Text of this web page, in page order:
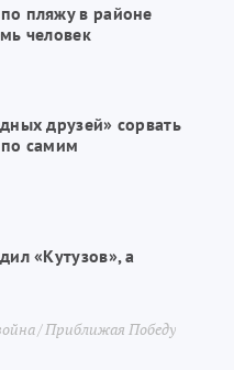
пляжу в районе
человек
друзей» сорвать
самим
«Кутузов», а
Приближая Победу